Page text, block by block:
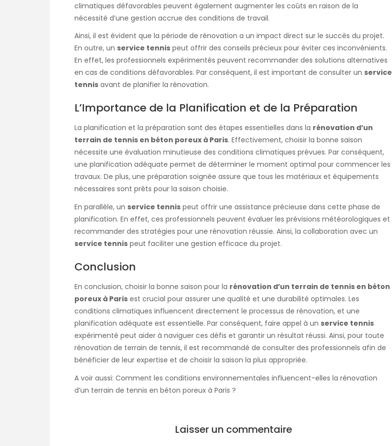
climatiques défavorables peuvent également augmenter les coûts en raison de la
nécessité d’une gestion accrue des conditions de travail.
Ainsi, il est évident que la période de rénovation a un impact direct sur le succès du projet.
En outre, un service tennis peut offrir des conseils précieux pour éviter ces inconvénients.
En effet, les professionnels expérimentés peuvent recommander des solutions alternatives
en cas de conditions défavorables. Par conséquent, il est important de consulter un service
tennis avant de planifier la rénovation.
L’Importance de la Planification et de la Préparation
La planification et la préparation sont des étapes essentielles dans la rénovation d’un
terrain de tennis en béton poreux à Paris. Effectivement, choisir la bonne saison
nécessite une évaluation minutieuse des conditions climatiques prévues. Par conséquent,
une planification adéquate permet de déterminer le moment optimal pour commencer les
travaux. De plus, une préparation soignée assure que tous les matériaux et équipements
nécessaires sont prêts pour la saison choisie.
En parallèle, un service tennis peut offrir une assistance précieuse dans cette phase de
planification. En effet, ces professionnels peuvent évaluer les prévisions météorologiques et
recommander des stratégies pour une rénovation réussie. Ainsi, la collaboration avec un
service tennis peut faciliter une gestion efficace du projet.
Conclusion
En conclusion, choisir la bonne saison pour la rénovation d’un terrain de tennis en béton
poreux à Paris est crucial pour assurer une qualité et une durabilité optimales. Les
conditions climatiques influencent directement le processus de rénovation, et une
planification adéquate est essentielle. Par conséquent, faire appel à un service tennis
expérimenté peut aider à naviguer ces défis et garantir un résultat réussi. Ainsi, pour toute
rénovation de terrain de tennis, il est recommandé de consulter des professionnels afin de
bénéficier de leur expertise et de choisir la saison la plus appropriée.
A voir aussi: Comment les conditions environnementales influencent-elles la rénovation
d’un terrain de tennis en béton poreux à Paris ?
Laisser un commentaire